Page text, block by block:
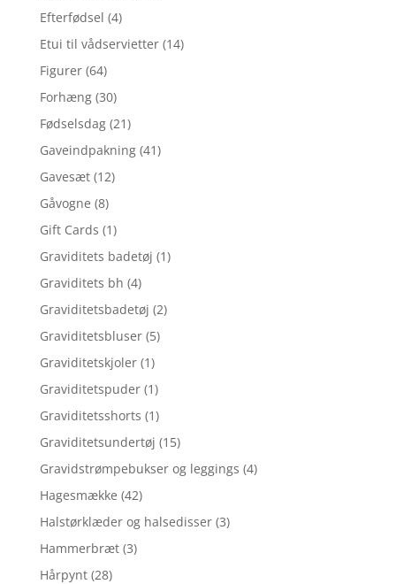
Efterfødsel (4)
Etui til vådservietter (14)
Figurer (64)
Forhæng (30)
Fødselsdag (21)
Gaveindpakning (41)
Gavesæt (12)
Gåvogne (8)
Gift Cards (1)
Graviditets badetøj (1)
Graviditets bh (4)
Graviditetsbadetøj (2)
Graviditetsbluser (5)
Graviditetskjoler (1)
Graviditetspuder (1)
Graviditetsshorts (1)
Graviditetsundertøj (15)
Gravidstrømpebukser og leggings (4)
Hagesmække (42)
Halstørklæder og halsedisser (3)
Hammerbræt (3)
Hårpynt (28)